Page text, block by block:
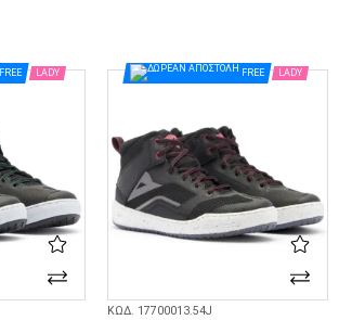
FREE LADY FREE LADY
ΚΩΔ. 17700013.54J